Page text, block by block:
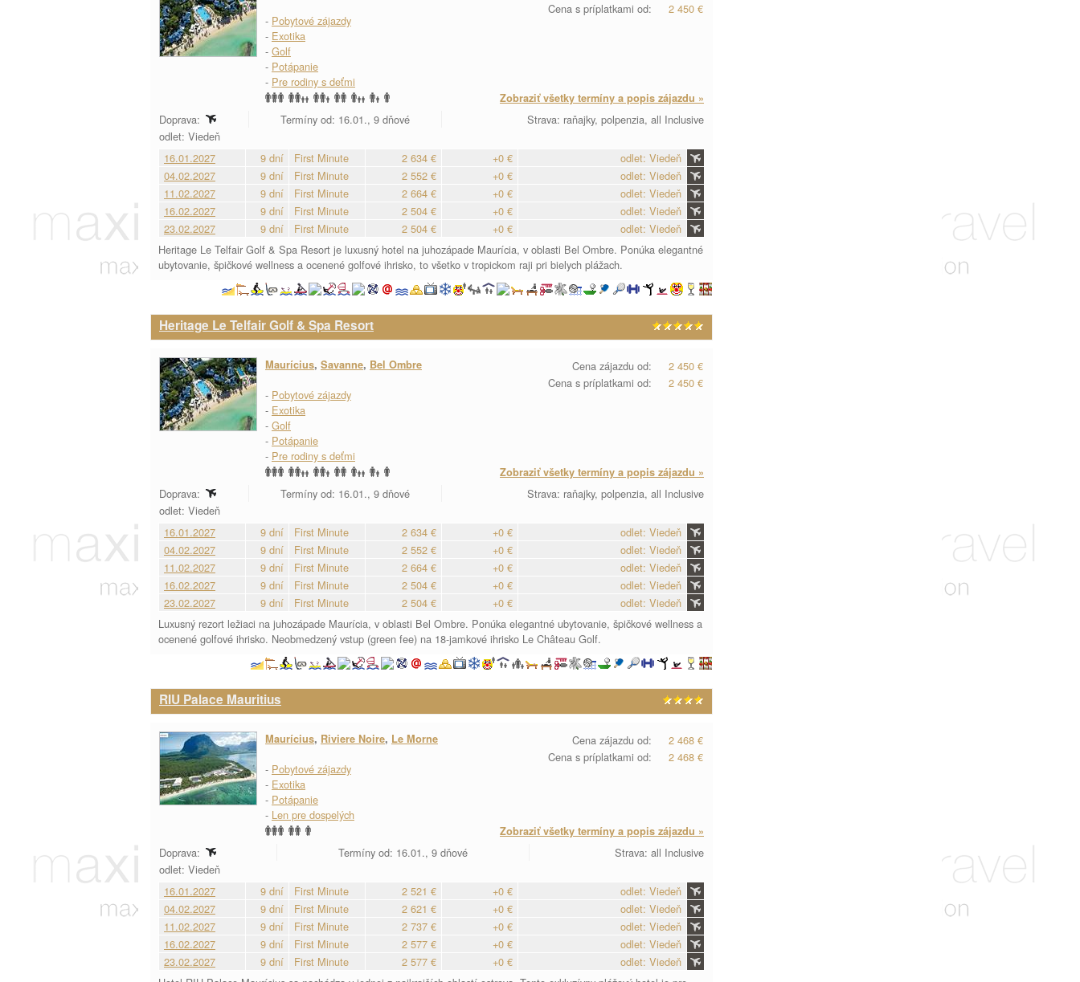
Cena s príplatkami od:
2 450 €
- Pobytové zájazdy
- Exotika
- Golf
- Potápanie
- Pre rodiny s deťmi
Zobraziť všetky termíny a popis zájazdu »
Doprava: Termíny od: 16.01., 9 dňové
Strava: raňajky, polpenzia, all Inclusive
odlet: Viedeň
16.01.2027
9 dní First Minute 2 634 € +0 €
odlet: Viedeň
04.02.2027
9 dní First Minute 2 552 € +0 €
odlet: Viedeň
11.02.2027
9 dní First Minute 2 664 € +0 €
odlet: Viedeň
16.02.2027
9 dní First Minute 2 504 € +0 €
odlet: Viedeň
23.02.2027
9 dní First Minute 2 504 € +0 €
odlet: Viedeň
Heritage Le Telfair Golf & Spa Resort je luxusný hotel na juhozápade Maurícia, v oblasti Bel Ombre. Ponúka elegantné
ubytovanie, špičkové wellness a ocenené golfové ihrisko, to všetko v tropickom raji pri bielych plážach.
Heritage Le Telfair Golf & Spa Resort
Cena zájazdu od:
2 450 €
Cena s príplatkami od:
2 450 €
Maurícius, Savanne, Bel Ombre
- Pobytové zájazdy
- Exotika
- Golf
- Potápanie
- Pre rodiny s deťmi
Zobraziť všetky termíny a popis zájazdu »
Doprava: Termíny od: 16.01., 9 dňové
Strava: raňajky, polpenzia, all Inclusive
odlet: Viedeň
16.01.2027
9 dní First Minute 2 634 € +0 €
odlet: Viedeň
04.02.2027
9 dní First Minute 2 552 € +0 €
odlet: Viedeň
11.02.2027
9 dní First Minute 2 664 € +0 €
odlet: Viedeň
16.02.2027
9 dní First Minute 2 504 € +0 €
odlet: Viedeň
23.02.2027
9 dní First Minute 2 504 € +0 €
odlet: Viedeň
Luxusný rezort ležiaci na juhozápade Maurícia, v oblasti Bel Ombre. Ponúka elegantné ubytovanie, špičkové wellness a
ocenené golfové ihrisko. Neobmedzený vstup (green fee) na 18-jamkové ihrisko Le Château Golf.
RIU Palace Mauritius
Cena zájazdu od:
2 468 €
Cena s príplatkami od:
2 468 €
Maurícius, Riviere Noire, Le Morne
- Pobytové zájazdy
- Exotika
- Potápanie
- Len pre dospelých
Zobraziť všetky termíny a popis zájazdu »
Doprava: Termíny od: 16.01., 9 dňové
Strava: all Inclusive
odlet: Viedeň
16.01.2027
9 dní First Minute 2 521 € +0 €
odlet: Viedeň
04.02.2027
9 dní First Minute 2 621 € +0 €
odlet: Viedeň
11.02.2027
9 dní First Minute 2 737 € +0 €
odlet: Viedeň
16.02.2027
9 dní First Minute 2 577 € +0 €
odlet: Viedeň
23.02.2027
9 dní First Minute 2 577 € +0 €
odlet: Viedeň